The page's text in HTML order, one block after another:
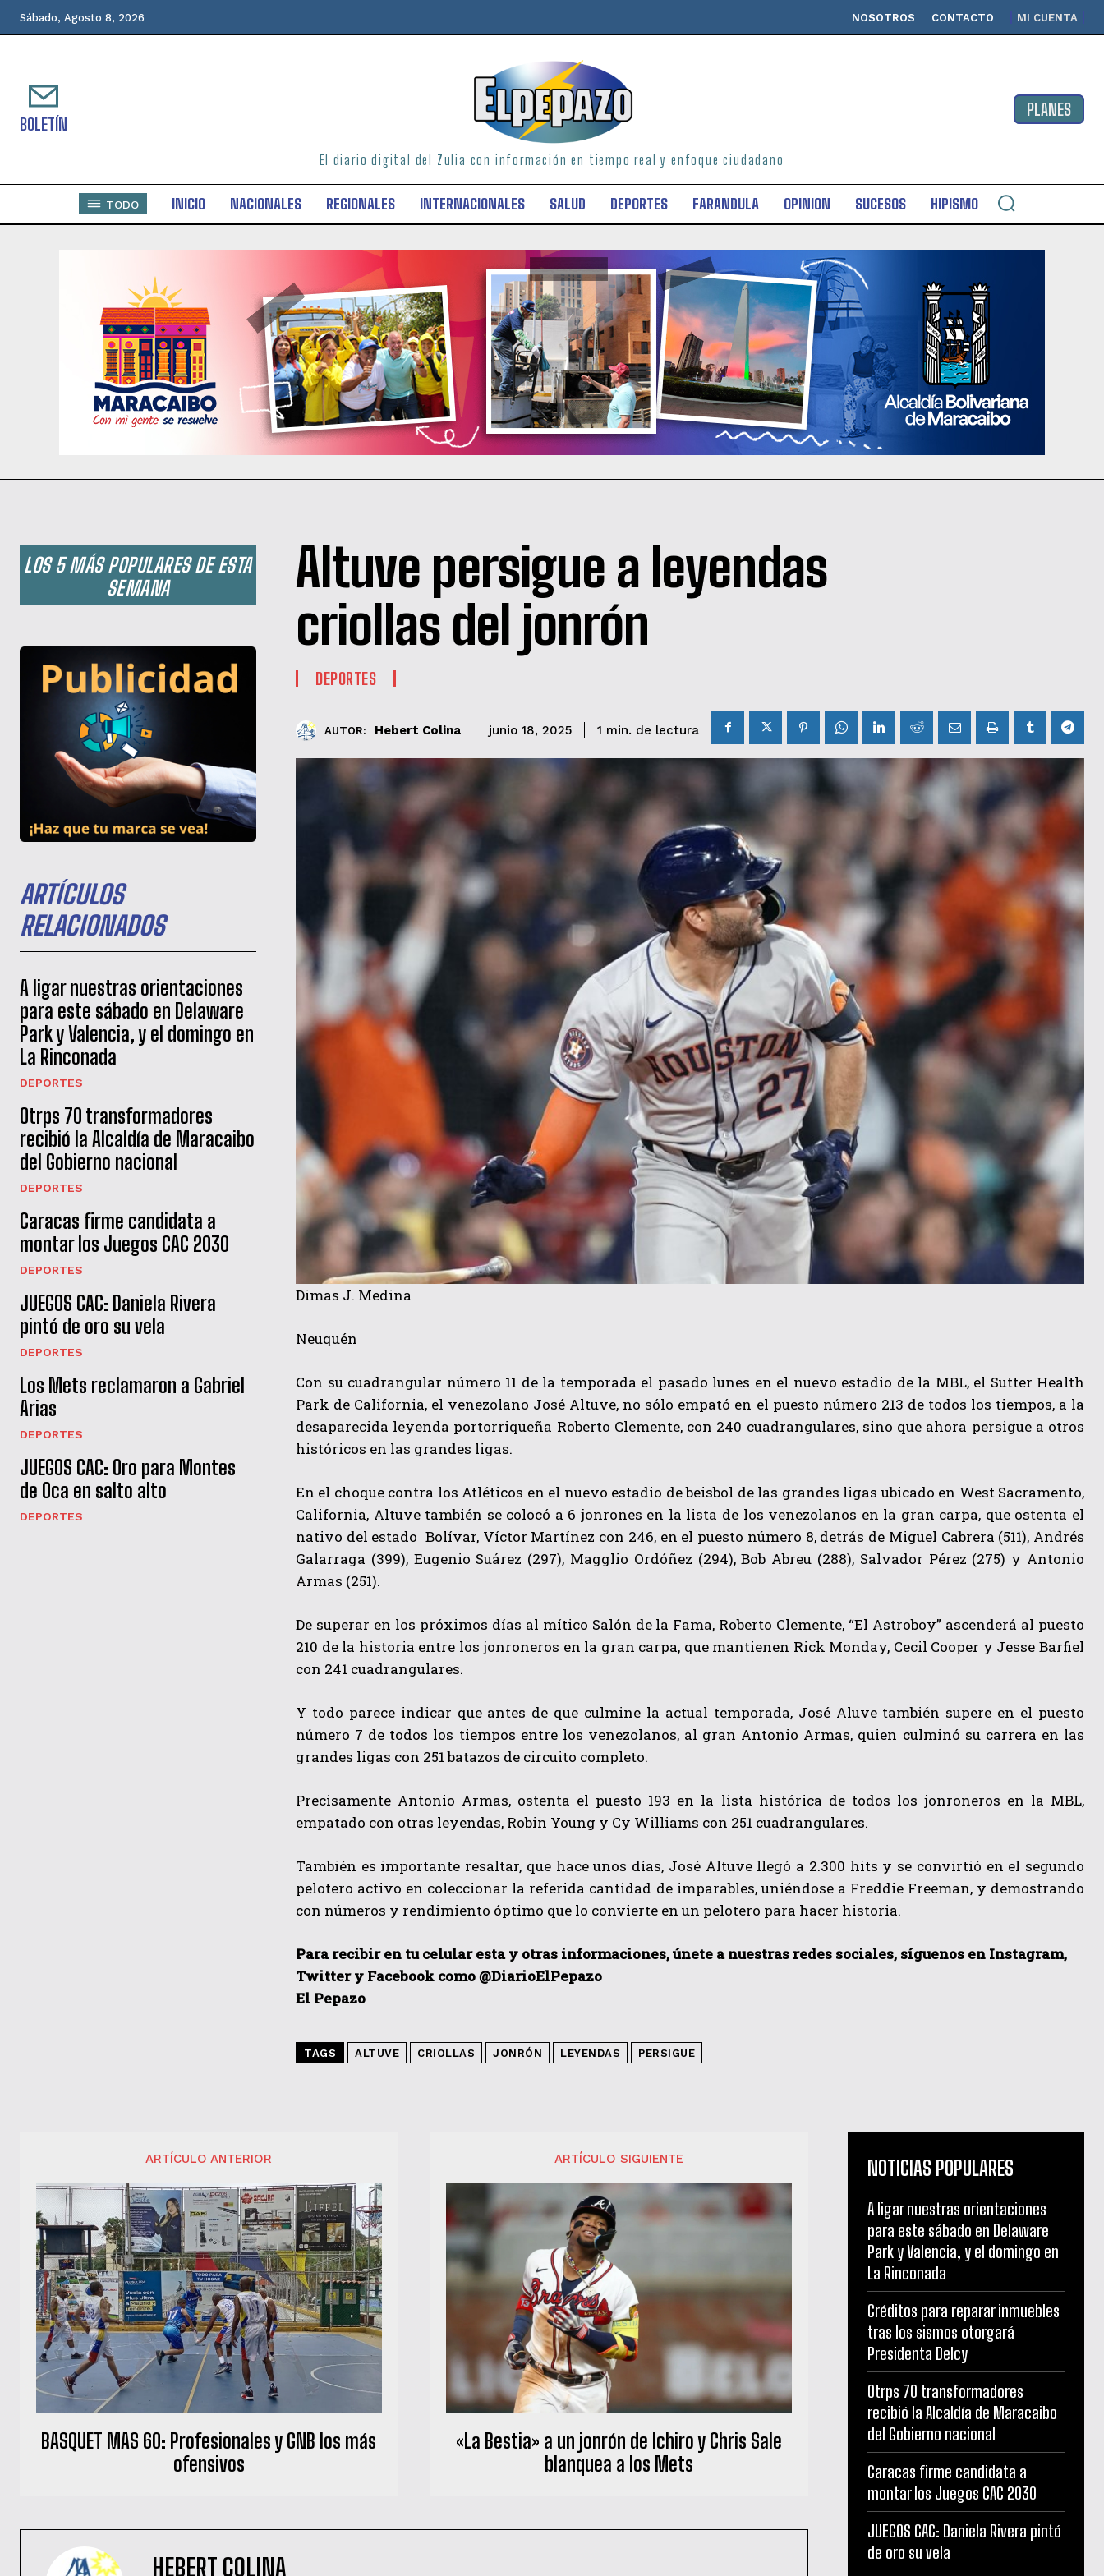
QUIERO SUSCRIBIRME
He leído y acepto las
Sábado, Agosto 8, 2026 NOSOTROS CONTACTO MI CUENTA
BOLETÍN
El diario digital del Zulia con información en tiempo real y enfoque ciudadano
PLANES
TODO INICIO NACIONALES REGIONALES INTERNACIONALES SALUD DEPORTES FARANDULA OPINION SUCESOS HIPISMO
LOS 5 MÁS POPULARES DE ESTA
SEMANA
ARTÍCULOS
RELACIONADOS
A ligar nuestras orientaciones
para este sábado en Delaware
Park y Valencia, y el domingo en
La Rinconada
DEPORTES
Otrps 70 transformadores
recibió la Alcaldía de Maracaibo
del Gobierno nacional
DEPORTES
Caracas firme candidata a
montar los Juegos CAC 2030
DEPORTES
JUEGOS CAC: Daniela Rivera
pintó de oro su vela
DEPORTES
Los Mets reclamaron a Gabriel
Arias
DEPORTES
JUEGOS CAC: Oro para Montes
de Oca en salto alto
DEPORTES
Altuve persigue a leyendas
criollas del jonrón
DEPORTES
AUTOR: Hebert Colina junio 18, 2025 1 min. de lectura
Dimas J. Medina
Neuquén
Con su cuadrangular número 11 de la temporada el pasado lunes en el nuevo estadio de la MBL, el Sutter Health
Park de California, el venezolano José Altuve, no sólo empató en el puesto número 213 de todos los tiempos, a la
desaparecida leyenda portorriqueña Roberto Clemente, con 240 cuadrangulares, sino que ahora persigue a otros
históricos en las grandes ligas.
En el choque contra los Atléticos en el nuevo estadio de beisbol de las grandes ligas ubicado en West Sacramento,
California, Altuve también se colocó a 6 jonrones en la lista de los venezolanos en la gran carpa, que ostenta el
nativo del estado Bolívar, Víctor Martínez con 246, en el puesto número 8, detrás de Miguel Cabrera (511), Andrés
Galarraga (399), Eugenio Suárez (297), Magglio Ordóñez (294), Bob Abreu (288), Salvador Pérez (275) y Antonio
Armas (251).
De superar en los próximos días al mítico Salón de la Fama, Roberto Clemente, “El Astroboy” ascenderá al puesto
210 de la historia entre los jonroneros en la gran carpa, que mantienen Rick Monday, Cecil Cooper y Jesse Barfiel
con 241 cuadrangulares.
Y todo parece indicar que antes de que culmine la actual temporada, José Aluve también supere en el puesto
número 7 de todos los tiempos entre los venezolanos, al gran Antonio Armas, quien culminó su carrera en las
grandes ligas con 251 batazos de circuito completo.
Precisamente Antonio Armas, ostenta el puesto 193 en la lista histórica de todos los jonroneros en la MBL,
empatado con otras leyendas, Robin Young y Cy Williams con 251 cuadrangulares.
También es importante resaltar, que hace unos días, José Altuve llegó a 2.300 hits y se convirtió en el segundo
pelotero activo en coleccionar la referida cantidad de imparables, uniéndose a Freddie Freeman, y demostrando
con números y rendimiento óptimo que lo convierte en un pelotero para hacer historia.
Para recibir en tu celular esta y otras informaciones, únete a nuestras redes sociales, síguenos en Instagram,
Twitter y Facebook como @DiarioElPepazo
El Pepazo
TAGS ALTUVE CRIOLLAS JONRÓN LEYENDAS PERSIGUE
ARTÍCULO ANTERIOR
BASQUET MAS 60: Profesionales y GNB los más
ofensivos
ARTÍCULO SIGUIENTE
«La Bestia» a un jonrón de Ichiro y Chris Sale
blanquea a los Mets
HEBERT COLINA
NOTICIAS POPULARES
A ligar nuestras orientaciones
para este sábado en Delaware
Park y Valencia, y el domingo en
La Rinconada
Créditos para reparar inmuebles
tras los sismos otorgará
Presidenta Delcy
Otrps 70 transformadores
recibió la Alcaldía de Maracaibo
del Gobierno nacional
Caracas firme candidata a
montar los Juegos CAC 2030
JUEGOS CAC: Daniela Rivera pintó
de oro su vela